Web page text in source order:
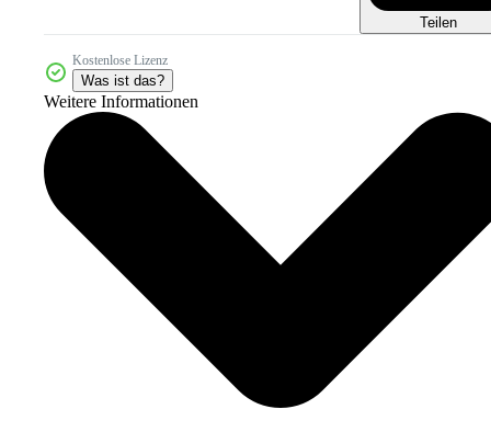
Teilen
Kostenlose Lizenz
Was ist das?
Weitere Informationen